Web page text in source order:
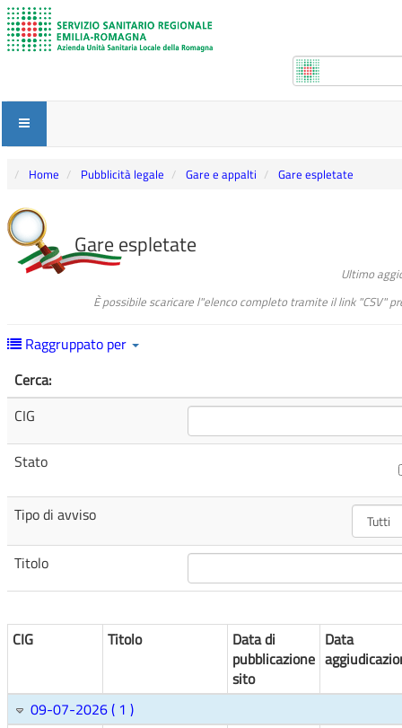
Home Pubblicità legale Gare e appalti Gare espletate
Gare espletate
Ultimo
È possibile scaricare l"elenco completo tramite il link "CSV"
Raggruppato per
Cerca:
CIG
Stato
Tipo di avviso
Titolo
CIG Titolo
Data di
pubblicazione
sito
Data
09-07-2026 ( 1 )